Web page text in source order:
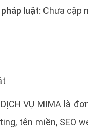
luật: Chưa cập
DỊCH VỤ MIMA là
tên miền, SEO